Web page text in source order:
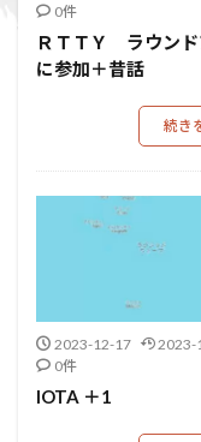
0件
ＲＴＴＹ ラウンド
に参加＋昔話
続き
2023-12-17
2023-
0件
IOTA ＋1